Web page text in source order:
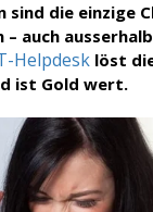
sind die einzige
– auch
Helpdesk löst
ist Gold wert.